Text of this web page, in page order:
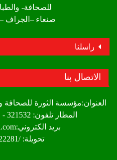
للصحافة-
صنعاء –الجراف
راسلنا
الاتصال بنا
العنوان:مؤسسة الثورة
المطار تلفون: 321532 - 01 هاتف:777228802
بريد الكتروني:alrryada@gmail.com
تحويلة: /322281 /330114